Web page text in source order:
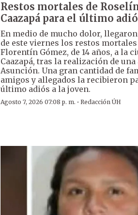
Restos mortales de
Caazapá para el último
En medio de mucho dolor,
de este viernes los restos
Florentín Gómez, de 14 años, a la
Caazapá, tras la realización de
Asunción. Una gran cantidad de
amigos y allegados la recibieron
último adiós a la joven.
Agosto 7, 2026 07:08 p. m. ·Redacción ÚH